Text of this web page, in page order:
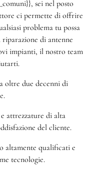
sei nel posto
ci permette di offrire
problema tu possa
di antenne
impianti, il nostro team
oltre due decenni di
attrezzature di alta
del cliente.
altamente qualificati e
tecnologie.